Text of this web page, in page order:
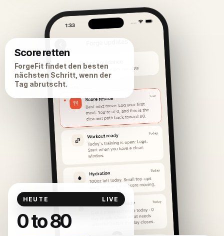
Score retten
ForgeFit findet den besten
nächsten Schritt, wenn der
Tag abrutscht.
HEUTE LIVE
0 to 80